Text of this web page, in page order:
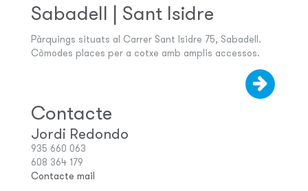
Sabadell | Sant Isidre
Pàrquings situats al Carrer Sant Isidre 75, Sabadell.
Còmodes places per a cotxe amb amplis accessos.
Contacte
Jordi Redondo
935 660 063
608 364 179
Contacte mail